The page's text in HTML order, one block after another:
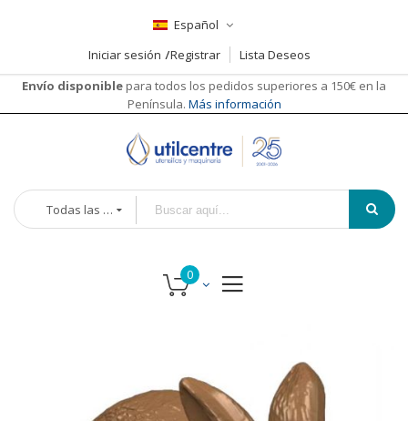
Español
Iniciar sesión
Registrar
Lista Deseos
Envío disponible para todos los pedidos superiores a 150€ en la
Península. Más información
Todas las categorías